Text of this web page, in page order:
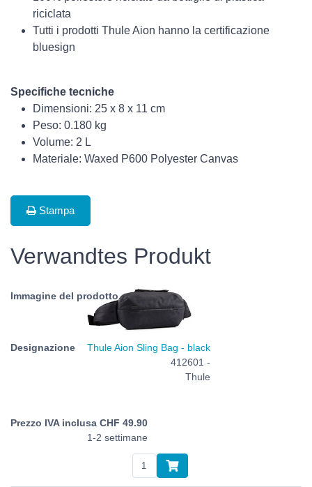
riciclata
Tutti i prodotti Thule Aion hanno la certificazione
bluesign
Specifiche tecniche
Dimensioni: 25 x 8 x 11 cm
Peso: 0.180 kg
Volume: 2 L
Materiale: Waxed P600 Polyester Canvas
Stampa
Verwandtes Produkt
Thule Aion Sling Bag - black
412601 -
Thule
CHF 49.90
1-2 settimane